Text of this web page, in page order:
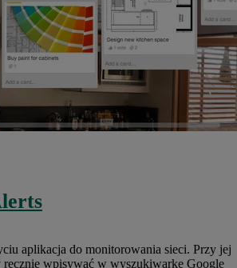
aplikacja do monitorowania sieci. Przy jej
ręcznie wpisywać w wyszukiwarkę Google